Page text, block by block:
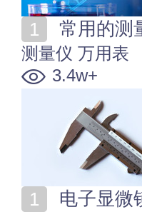
常用的测
测量仪 万用表
3.4w+
电子显微